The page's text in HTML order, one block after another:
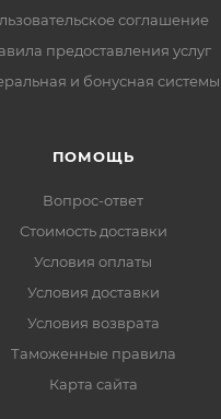
соглашение
предоставления услуг
и бонусная системы
ПОМОЩЬ
Вопрос-ответ
Стоимость доставки
Условия оплаты
Условия доставки
Условия возврата
Таможенные правила
Карта сайта